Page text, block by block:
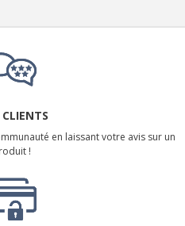
en laissant votre avis sur un
!